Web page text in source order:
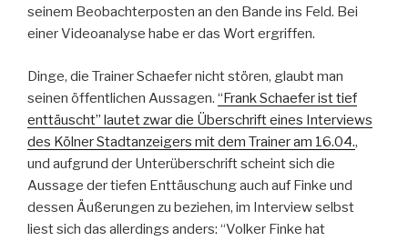
seinem Beobachterposten an den Bande ins Feld. Bei
einer Videoanalyse habe er das Wort ergriffen.
Dinge, die Trainer Schaefer nicht stören, glaubt man
seinen öffentlichen Aussagen. “Frank Schaefer ist tief
enttäuscht” lautet zwar die Überschrift eines Interviews
des Kölner Stadtanzeigers mit dem Trainer am 16.04.,
und aufgrund der Unterüberschrift scheint sich die
Aussage der tiefen Enttäuschung auch auf Finke und
dessen Äußerungen zu beziehen, im Interview selbst
liest sich das allerdings anders: “Volker Finke hat